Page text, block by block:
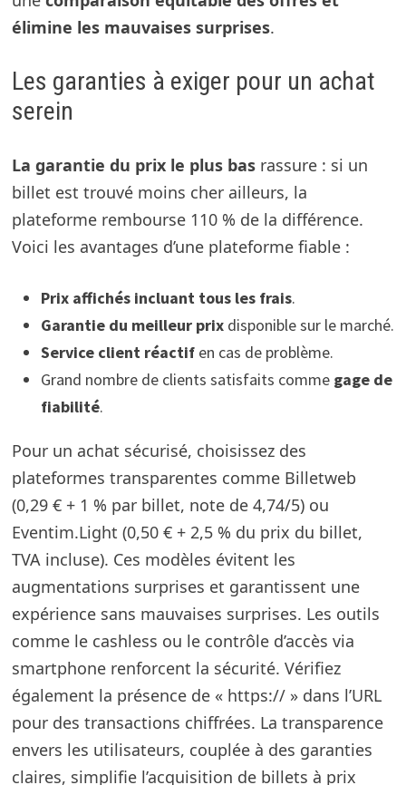
élimine les mauvaises surprises.
Les garanties à exiger pour un achat
serein
La garantie du prix le plus basrassure : si un
billet est trouvé moins cher ailleurs, la
plateforme rembourse 110 % de la différence.
Voici les avantages d’une plateforme fiable :
Prix affichés incluant tous les frais.
Garantie du meilleur prixdisponible sur le marché.
Service client réactifen cas de problème.
Grand nombre de clients satisfaits comme gage de
fiabilité.
Pour un achat sécurisé, choisissez des
plateformes transparentes comme Billetweb
(0,29 € + 1 % par billet, note de 4,74/5) ou
Eventim.Light (0,50 € + 2,5 % du prix du billet,
TVA incluse). Ces modèles évitent les
augmentations surprises et garantissent une
expérience sans mauvaises surprises. Les outils
comme le cashless ou le contrôle d’accès via
smartphone renforcent la sécurité. Vérifiez
également la présence de « https:// » dans l’URL
pour des transactions chiffrées. La transparence
envers les utilisateurs, couplée à des garanties
claires, simplifie l’acquisition de billets à prix